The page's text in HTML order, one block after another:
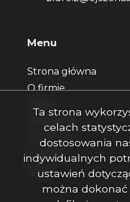
Menu
Strona główna
O firmie
Zgłoszenia
Ulubione
Kontakt
Rodo
Ta strona
celach
dostosowania
indywidualnych
ustawień
można